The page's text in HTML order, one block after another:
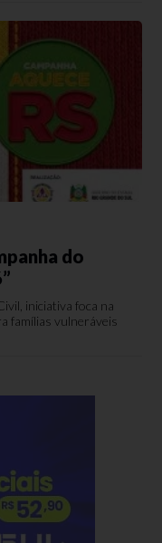
do
iniciativa foca na
famílias vulneráveis